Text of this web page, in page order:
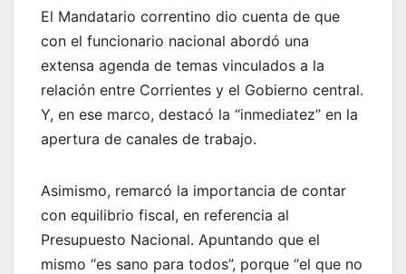
El Mandatario correntino dio cuenta de que
con el funcionario nacional abordó una
extensa agenda de temas vinculados a la
relación entre Corrientes y el Gobierno central.
Y, en ese marco, destacó la “inmediatez” en la
apertura de canales de trabajo.
Asimismo, remarcó la importancia de contar
con equilibrio fiscal, en referencia al
Presupuesto Nacional. Apuntando que el
mismo “es sano para todos”, porque “el que no